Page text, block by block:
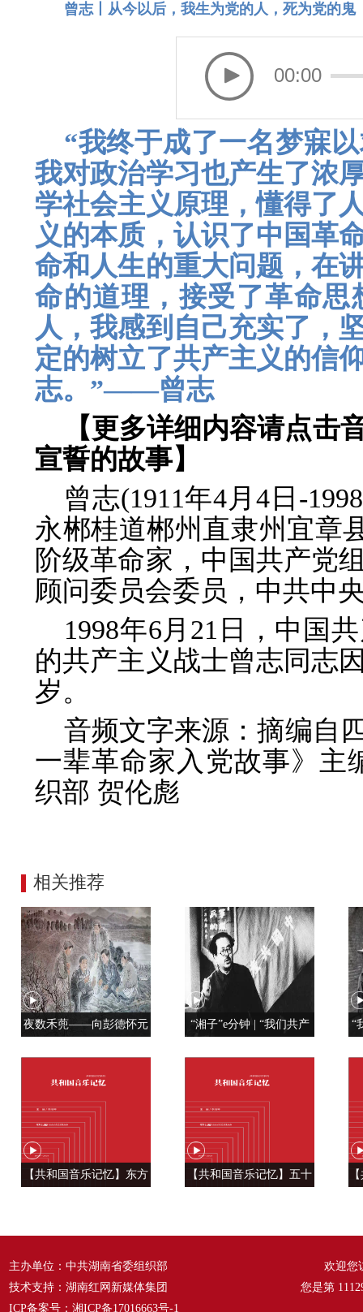
曾志丨从今以后，我生为党的人，死为党的鬼
00:00
“我终于成了一名梦寐
我对政治学习也产生了浓
学社会主义原理，懂得了
义的本质，认识了中国革
命和人生的重大问题，在
命的道理，接受了革命
人，我感到自己充实了，
定的树立了共产主义的信
志。”——曾志
【更多详细内容请点击
宣誓的故事】
曾志(1911年4月4日-
永郴桂道郴州直隶州宜章
阶级革命家，中国共产党
顾问委员会委员，中共中
1998年6月21日，中国
的共产主义战士曾志同志
岁。
音频文字来源：摘编自
一辈革命家入党故事》主
织部 贺伦彪
相关推荐
夜数禾蔸——向彭德怀元
“湘子”e分钟 | “我们共产
“
【共和国音乐记忆】东方
【共和国音乐记忆】五十
主办单位：中共湖南省委组织部
技术支持：湖南红网新媒体集团
ICP备案号： 湘ICP备17016663号-1
欢迎您
您是第